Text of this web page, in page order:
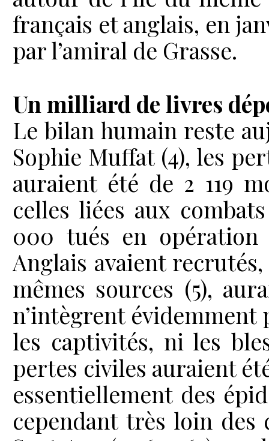
français et anglais, en
par l’amiral de Grasse.
Un milliard de livres
Le bilan humain reste
Sophie Muffat (4), les
auraient été de 2 119
celles liées aux
000 tués en opération
Anglais avaient
mêmes sources (5),
n’intègrent évidemment
les captivités, ni les
pertes civiles auraient
essentiellement des
cependant très loin